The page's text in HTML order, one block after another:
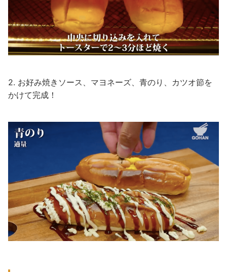
2. お好み焼きソース、マヨネーズ、青のり、カツオ節を
かけて完成！